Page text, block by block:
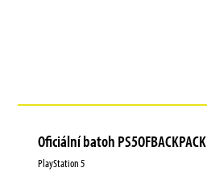
Oficiální batoh PS5OFBACKPACK
PlayStation 5